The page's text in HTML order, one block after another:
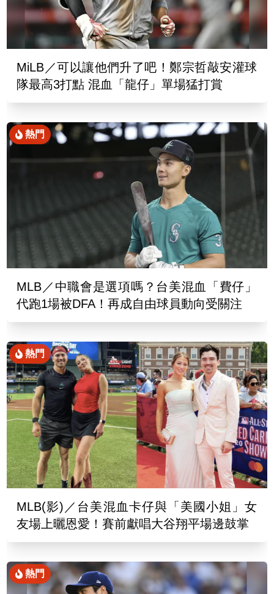
MiLB／可以讓他們升了吧！鄭宗哲敲安灌球
隊最高3打點 混血「龍仔」單場猛打賞
熱門
MLB／中職會是選項嗎？台美混血「費仔」
代跑1場被DFA！再成自由球員動向受關注
熱門
MLB(影)／台美混血卡仔與「美國小姐」女
友場上曬恩愛！賽前獻唱大谷翔平場邊鼓掌
熱門